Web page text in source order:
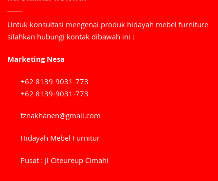
Untuk konsultasi mengenai produk hidayah mebel furniture
silahkan hubungi kontak dibawah ini :
Marketing Nesa
+62 8139-9031-773
+62 8139-9031-773
fznakhanen@gmail.com
Hidayah Mebel Furnitur
Pusat : Jl Citeureup Cimahi